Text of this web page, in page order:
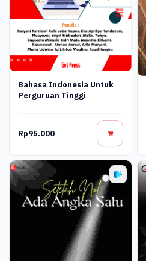
Bahasa Indonesia Untuk
Perguruan Tinggi
Rp95.000